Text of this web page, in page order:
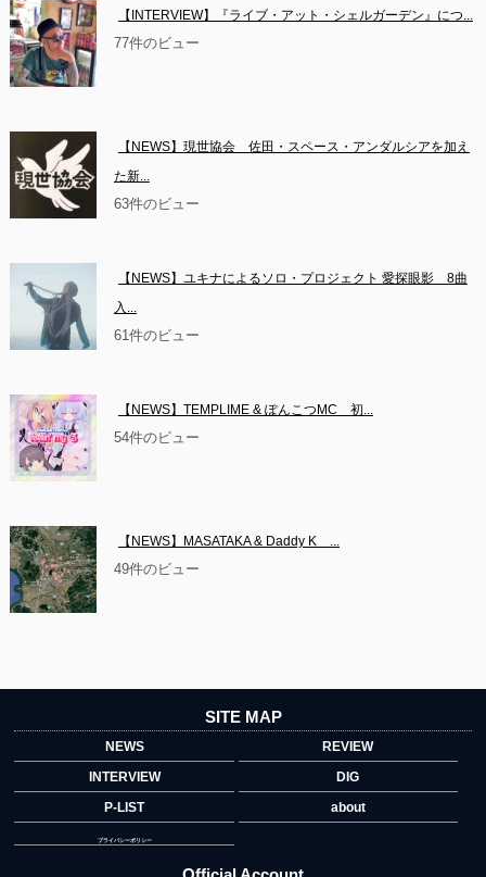
【INTERVIEW】『ライブ・アット・シェルガーデン』につ...
77件のビュー
【NEWS】現世協会　佐田・スペース・アンダルシアを加え
た新...
63件のビュー
【NEWS】ユキナによるソロ・プロジェクト 愛探眼影　8曲
入...
61件のビュー
【NEWS】TEMPLIME & ぽんこつMC　初...
54件のビュー
【NEWS】MASATAKA & Daddy K　...
49件のビュー
SITE MAP
NEWS
REVIEW
INTERVIEW
DIG
P-LIST
about
プライバシーポリシー